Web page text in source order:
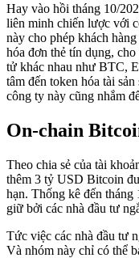
Hay vào hồi tháng 10/
liên minh chiến lược với
này cho phép khách
hóa đơn thẻ tín dụng,
tử khác nhau như BTC,
tâm đến token hóa tài
công ty này cũng nhắm
On-chain
Theo chia sẻ của tài
thêm 3 tỷ USD Bitcoin
hạn. Thống kê đến
giữ bởi các nhà đầu tư
Tức việc các nhà đầu tư
Và nhóm này chỉ có thể